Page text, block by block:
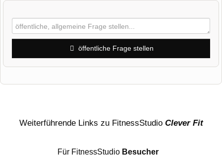
öffentliche Frage stellen
E-Mail-Adresse (wird nicht veröffentlicht)
Weiterführende Links zu FitnessStudio Clever Fit
Für FitnessStudio Besucher